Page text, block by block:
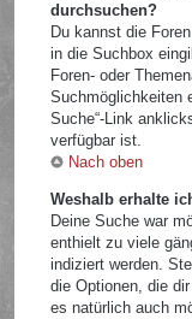
durchsuchen?
Du kannst die
in die Suchbox
Foren- oder
Suchmöglichkeiten
Suche“-Link
verfügbar ist.
Nach oben
Weshalb erhalte
Deine Suche war
enthielt zu viele
indiziert werden.
die Optionen, die
es natürlich auch